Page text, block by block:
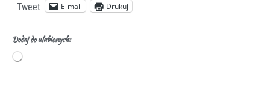
Tweet E-mail Drukuj
Dodaj do ulubionych: